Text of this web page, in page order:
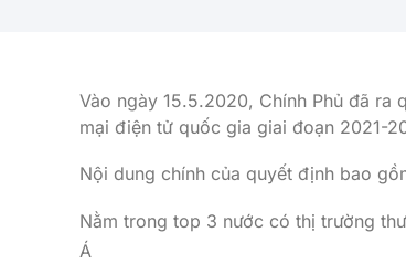
Vào ngày 15.5.2020, Chính Phủ đã ra
mại điện tử quốc gia giai đoạn 2021-
Nội dung chính của quyết định bao
Nằm trong top 3 nước có thị trường
Á